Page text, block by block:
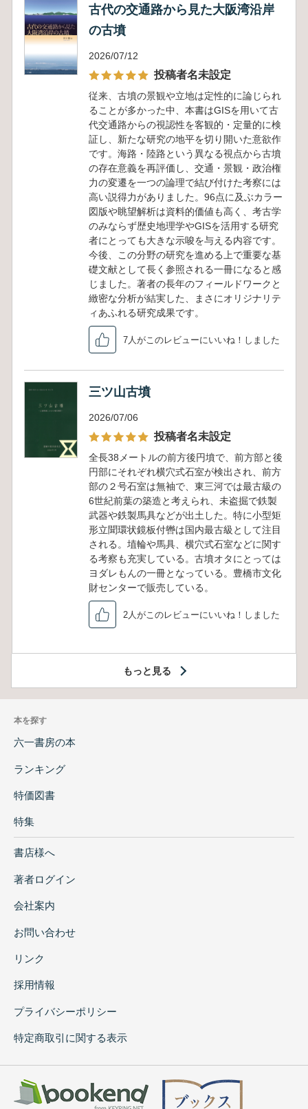
古代の交通路から見た大阪湾沿岸
の古墳
2026/07/12
投稿者名未設定
従来、古墳の景観や立地は定性的に論じられ
ることが多かった中、本書はGISを用いて古
代交通路からの視認性を客観的・定量的に検
証し、新たな研究の地平を切り開いた意欲作
です。海路・陸路という異なる視点から古墳
の存在意義を再評価し、交通・景観・政治権
力の変遷を一つの論理で結び付けた考察には
高い説得力がありました。96点に及ぶカラー
図版や眺望解析は資料的価値も高く、考古学
のみならず歴史地理学やGISを活用する研究
者にとっても大きな示唆を与える内容です。
今後、この分野の研究を進める上で重要な基
礎文献として長く参照される一冊になると感
じました。著者の長年のフィールドワークと
緻密な分析が結実した、まさにオリジナリテ
ィあふれる研究成果です。
7人がこのレビューにいいね！しました
三ツ山古墳
2026/07/06
投稿者名未設定
全長38メートルの前方後円墳で、前方部と後
円部にそれぞれ横穴式石室が検出され、前方
部の２号石室は無袖で、東三河では最古級の
6世紀前葉の築造と考えられ、未盗掘で鉄製
武器や鉄製馬具などが出土した。特に小型矩
形立聞環状鏡板付轡は国内最古級として注目
される。埴輪や馬具、横穴式石室などに関す
る考察も充実している。古墳オタにとっては
ヨダレもんの一冊となっている。豊橋市文化
財センターで販売している。
2人がこのレビューにいいね！しました
もっと見る
本を探す
六一書房の本
ランキング
特価図書
特集
書店様へ
著者ログイン
会社案内
お問い合わせ
リンク
採用情報
プライバシーポリシー
特定商取引に関する表示